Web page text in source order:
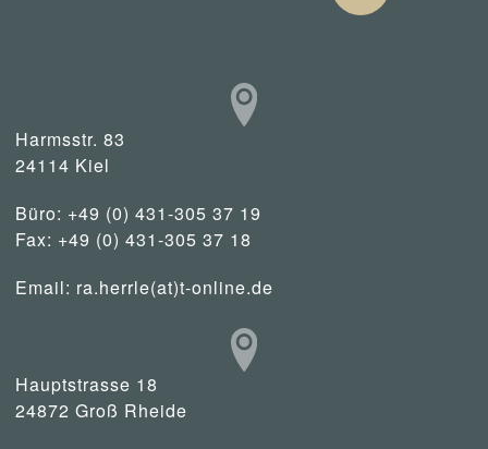
Harmsstr. 83
24114 Kiel
Büro: +49 (0) 431-305 37 19
Fax: +49 (0) 431-305 37 18
Email: ra.herrle(at)t-online.de
Hauptstrasse 18
24872 Groß Rheide